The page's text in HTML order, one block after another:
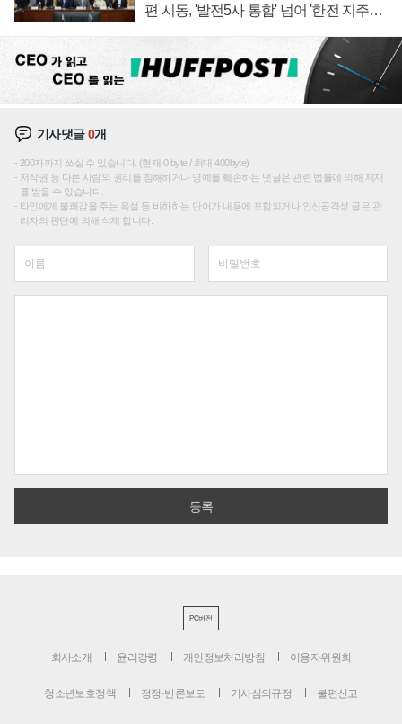
편 시동, '발전5사 통합' 넘어 '한전 지주사'
기사댓글0개
200자까지 쓰실 수 있습니다. (현재 0 byte / 최대 400byte)
저작권 등 다른 사람의 권리를 침해하거나 명예를 훼손하는 댓글은 관련 법률에 의해 제재
를 받을 수 있습니다.
타인에게 불쾌감을 주는 욕설 등 비하하는 단어가 내용에 포함되거나 인신공격성 글은 관
리자의 판단에 의해 삭제 합니다.
PC버전
회사소개 윤리강령 개인정보처리방침 이용자위원회
청소년보호정책 정정·반론보도 기사심의규정 불편신고